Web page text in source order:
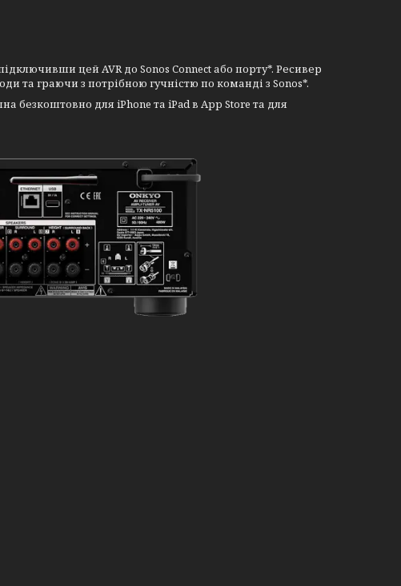
цей AVR до Sonos Connect або порту*. Ресивер
та граючи з потрібною гучністю по команді з Sonos*.
безкоштовно для iPhone та iPad в App Store та для